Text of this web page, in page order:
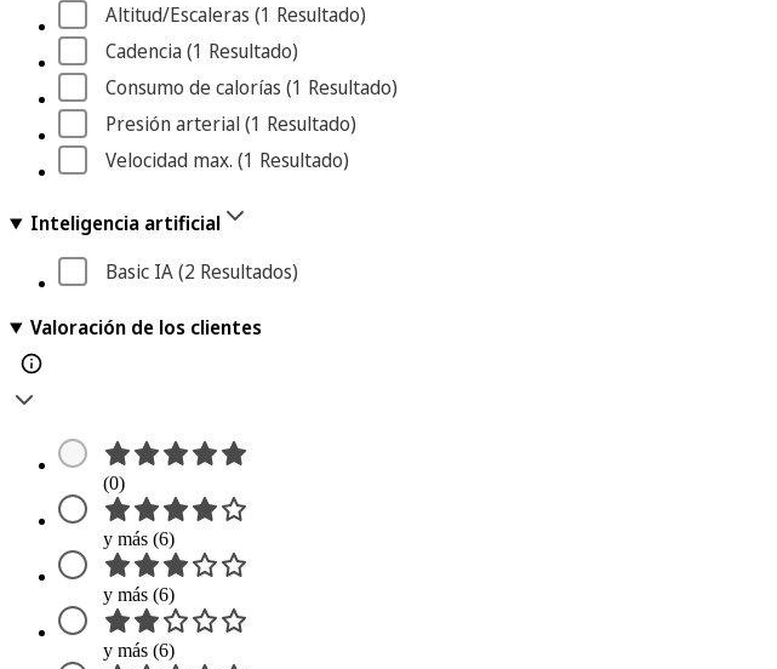
Altitud/Escaleras (1 Resultado)
Cadencia (1 Resultado)
Consumo de calorías (1 Resultado)
Presión arterial (1 Resultado)
Velocidad max. (1 Resultado)
Inteligencia artificial
Basic IA (2 Resultados)
Valoración de los clientes
(0)
y más (6)
y más (6)
y más (6)